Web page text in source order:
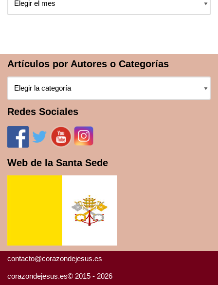
Artículos por Autores o Categorías
Redes Sociales
Web de la Santa Sede
contacto@corazondejesus.es
corazondejesus.es© 2015 - 2026